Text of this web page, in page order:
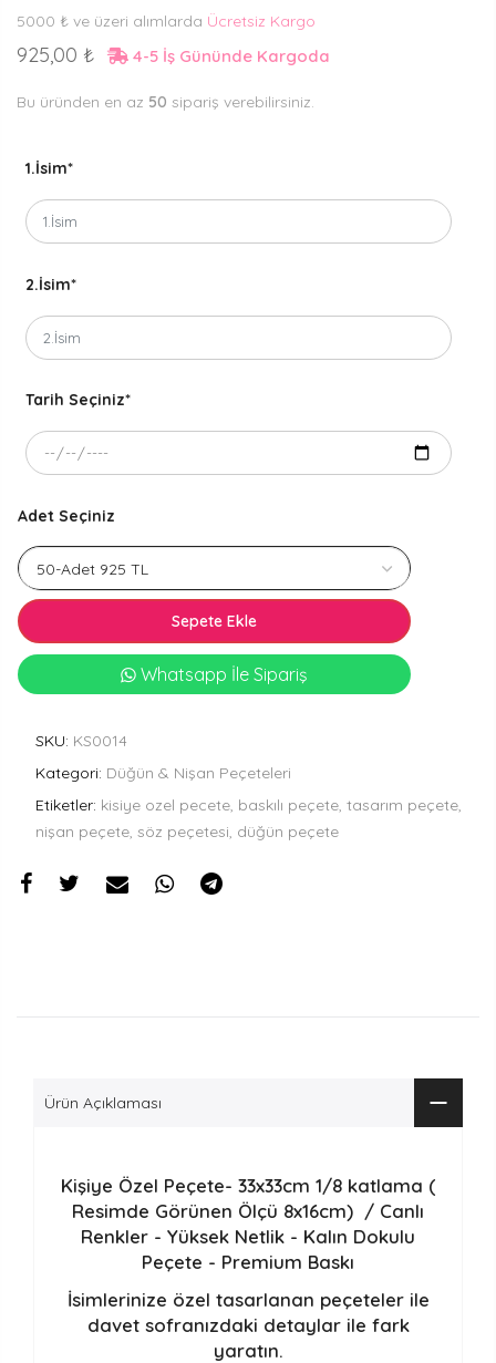
5000 ₺ ve üzeri alımlarda Ücretsiz Kargo
925,00 ₺ 4-5 İş Gününde Kargoda
Bu üründen en az 50 sipariş verebilirsiniz.
1.İsim*
2.İsim*
Tarih Seçiniz*
Adet Seçiniz
Sepete Ekle
Whatsapp İle Sipariş
SKU: KS0014
Kategori: Düğün & Nişan Peçeteleri
Etiketler: kisiye ozel pecete, baskılı peçete, tasarım peçete,
nişan peçete, söz peçetesi, düğün peçete
Ürün Açıklaması
Kişiye Özel Peçete- 33x33cm 1/8 katlama (
Resimde Görünen Ölçü 8x16cm) / Canlı
Renkler - Yüksek Netlik - Kalın Dokulu
Peçete - Premium Baskı
İsimlerinize özel tasarlanan peçeteler ile
davet sofranızdaki detaylar ile fark
yaratın.